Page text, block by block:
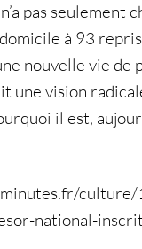
pas seulement
à 93
nouvelle vie de
une vision
il est,
national-